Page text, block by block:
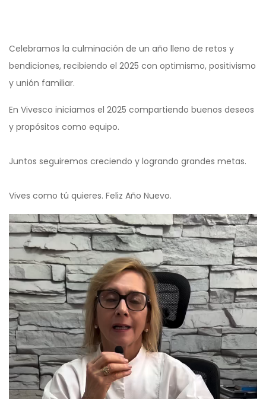
Celebramos la culminación de un año lleno de retos y
bendiciones, recibiendo el 2025 con optimismo, positivismo
y unión familiar.
En Vivesco iniciamos el 2025 compartiendo buenos deseos
y propósitos como equipo.
Juntos seguiremos creciendo y logrando grandes metas.
Vives como tú quieres. Feliz Año Nuevo.